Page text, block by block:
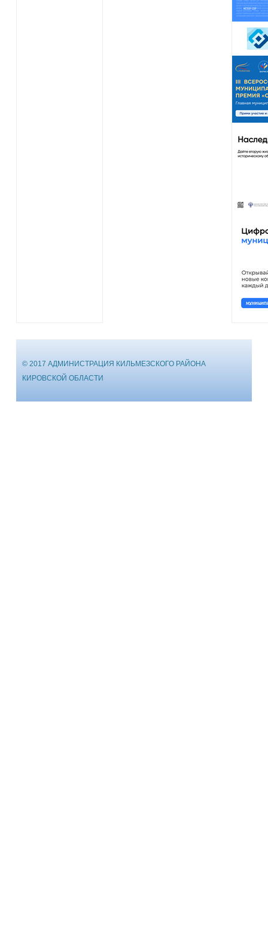
© 2017 АДМИНИСТРАЦИЯ КИЛЬМЕЗСКОГО РАЙОНА
КИРОВСКОЙ ОБЛАСТИ